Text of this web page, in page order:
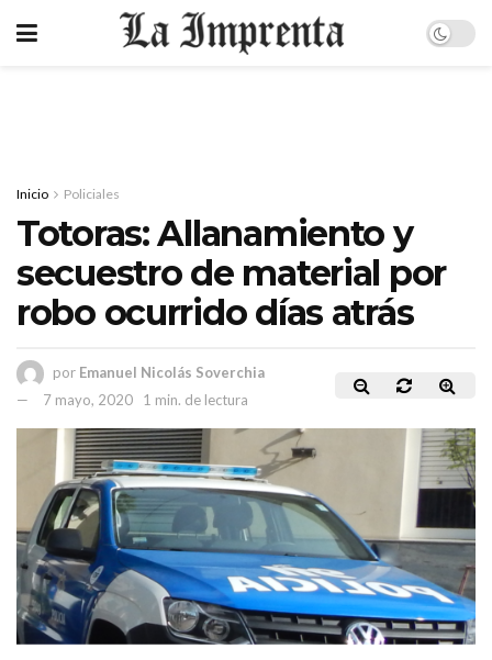
Inicio Policiales
Totoras: Allanamiento y
secuestro de material por
robo ocurrido días atrás
por Emanuel Nicolás Soverchia
7 mayo, 2020
1 min. de lectura